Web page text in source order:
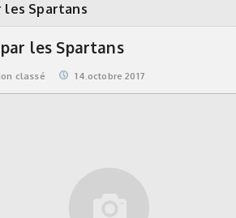
les Spartans
les Spartans
classé 14.octobre 2017